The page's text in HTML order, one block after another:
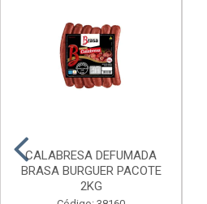
CALABRESA DEFUMADA
BRASA BURGUER PACOTE
2KG